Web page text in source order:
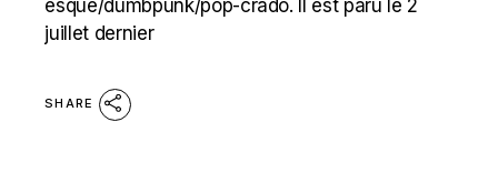
esque/dumbpunk/pop-crado. Il est paru le 2
juillet dernier
SHARE